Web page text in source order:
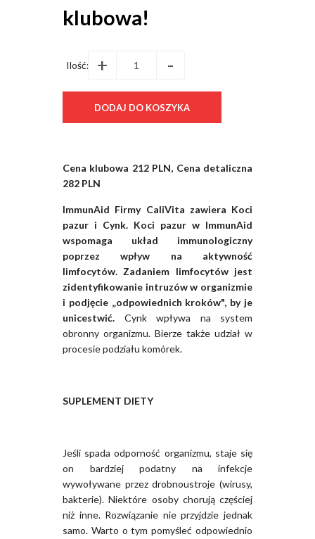
klubowa!
Ilość: + -
Cena klubowa 212 PLN, Cena detaliczna
282 PLN
ImmunAid Firmy CaliVita zawiera Koci
pazur i Cynk. Koci pazur w ImmunAid
wspomaga układ immunologiczny
poprzez wpływ na aktywność
limfocytów. Zadaniem limfocytów jest
zidentyfikowanie intruzów w organizmie
i podjęcie „odpowiednich kroków", by je
unicestwić. Cynk wpływa na system
obronny organizmu. Bierze także udział w
procesie podziału komórek.
SUPLEMENT DIETY
Jeśli spada odporność organizmu, staje się
on bardziej podatny na infekcje
wywoływane przez drobnoustroje (wirusy,
bakterie). Niektóre osoby chorują częściej
niż inne. Rozwiązanie nie przyjdzie jednak
samo. Warto o tym pomyśleć odpowiednio